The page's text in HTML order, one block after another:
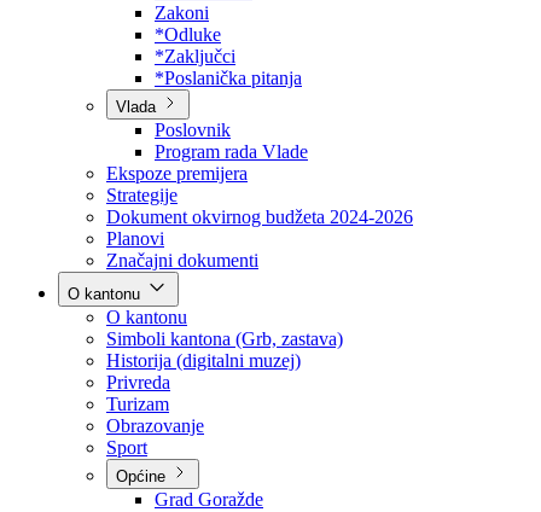
Poslovnik
Program rada Skupštine
Budžet 2026
Zakoni
*Odluke
*Zaključci
*Poslanička pitanja
Vlada
Poslovnik
Program rada Vlade
Ekspoze premijera
Strategije
Dokument okvirnog budžeta 2024-2026
Planovi
Značajni dokumenti
O kantonu
O kantonu
Simboli kantona (Grb, zastava)
Historija (digitalni muzej)
Privreda
Turizam
Obrazovanje